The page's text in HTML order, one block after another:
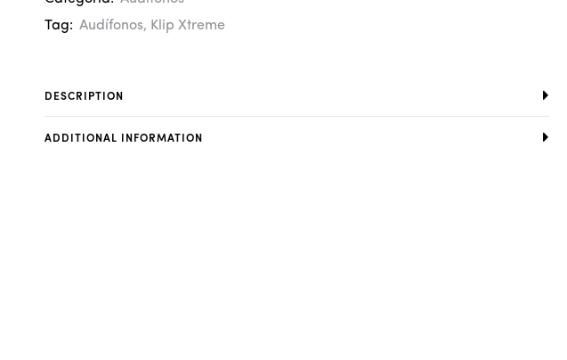
Tag: Audífonos, Klip Xtreme
DESCRIPTION
ADDITIONAL INFORMATION